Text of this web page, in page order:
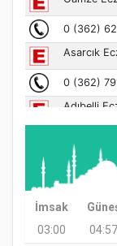
İmsak
03:00
04:57